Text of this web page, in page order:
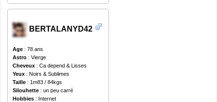
BERTALANYD42
Age : 78 ans
Astro : Vierge
Cheveux : Ca depend & Lisses
Yeux : Noirs & Sublimes
Taille : 1m83 / 84kgs
Silouhette : un peu carré
Hobbies : Internet